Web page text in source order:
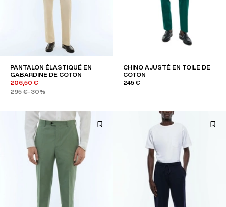
PANTALON ÉLASTIQUÉ EN
GABARDINE DE COTON
206,50 €
295 €-30%
CHINO AJUSTÉ EN TOILE DE
COTON
245 €